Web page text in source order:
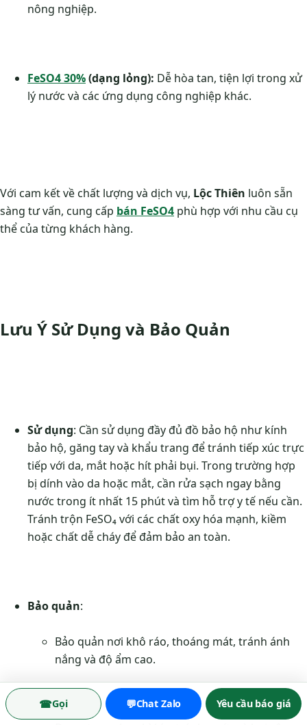
nông nghiệp.
FeSO4 30%(dạng lỏng): Dễ hòa tan, tiện lợi trong xử
lý nước và các ứng dụng công nghiệp khác.
Với cam kết về chất lượng và dịch vụ, Lộc Thiên luôn sẵn
sàng tư vấn, cung cấp bán FeSO4 phù hợp với nhu cầu cụ
thể của từng khách hàng.
Lưu Ý Sử Dụng và Bảo Quản
Sử dụng: Cần sử dụng đầy đủ đồ bảo hộ như kính
bảo hộ, găng tay và khẩu trang để tránh tiếp xúc trực
tiếp với da, mắt hoặc hít phải bụi. Trong trường hợp
bị dính vào da hoặc mắt, cần rửa sạch ngay bằng
nước trong ít nhất 15 phút và tìm hỗ trợ y tế nếu cần.
Tránh trộn FeSO₄ với các chất oxy hóa mạnh, kiềm
hoặc chất dễ cháy để đảm bảo an toàn.
Bảo quản:
Bảo quản nơi khô ráo, thoáng mát, tránh ánh
nắng và độ ẩm cao.
☎Gọi 💬Chat Zalo Yêu cầu báo giá